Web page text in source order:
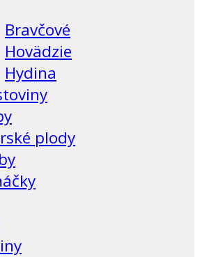
Bravčové
Hovädzie
Hydina
plody